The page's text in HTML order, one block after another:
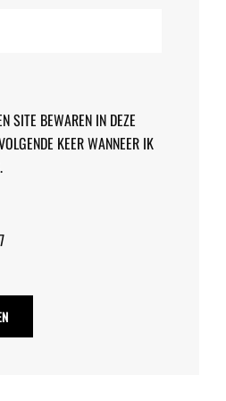
SITE BEWAREN IN DEZE
KEER WANNEER IK
7